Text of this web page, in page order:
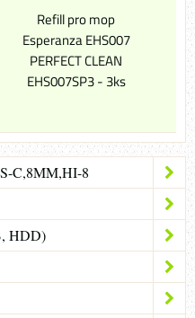
Refill pro mop
Esperanza EHS007
PERFECT CLEAN
EHS007SP3 - 3ks
C,8MM,HI-8
HDD)